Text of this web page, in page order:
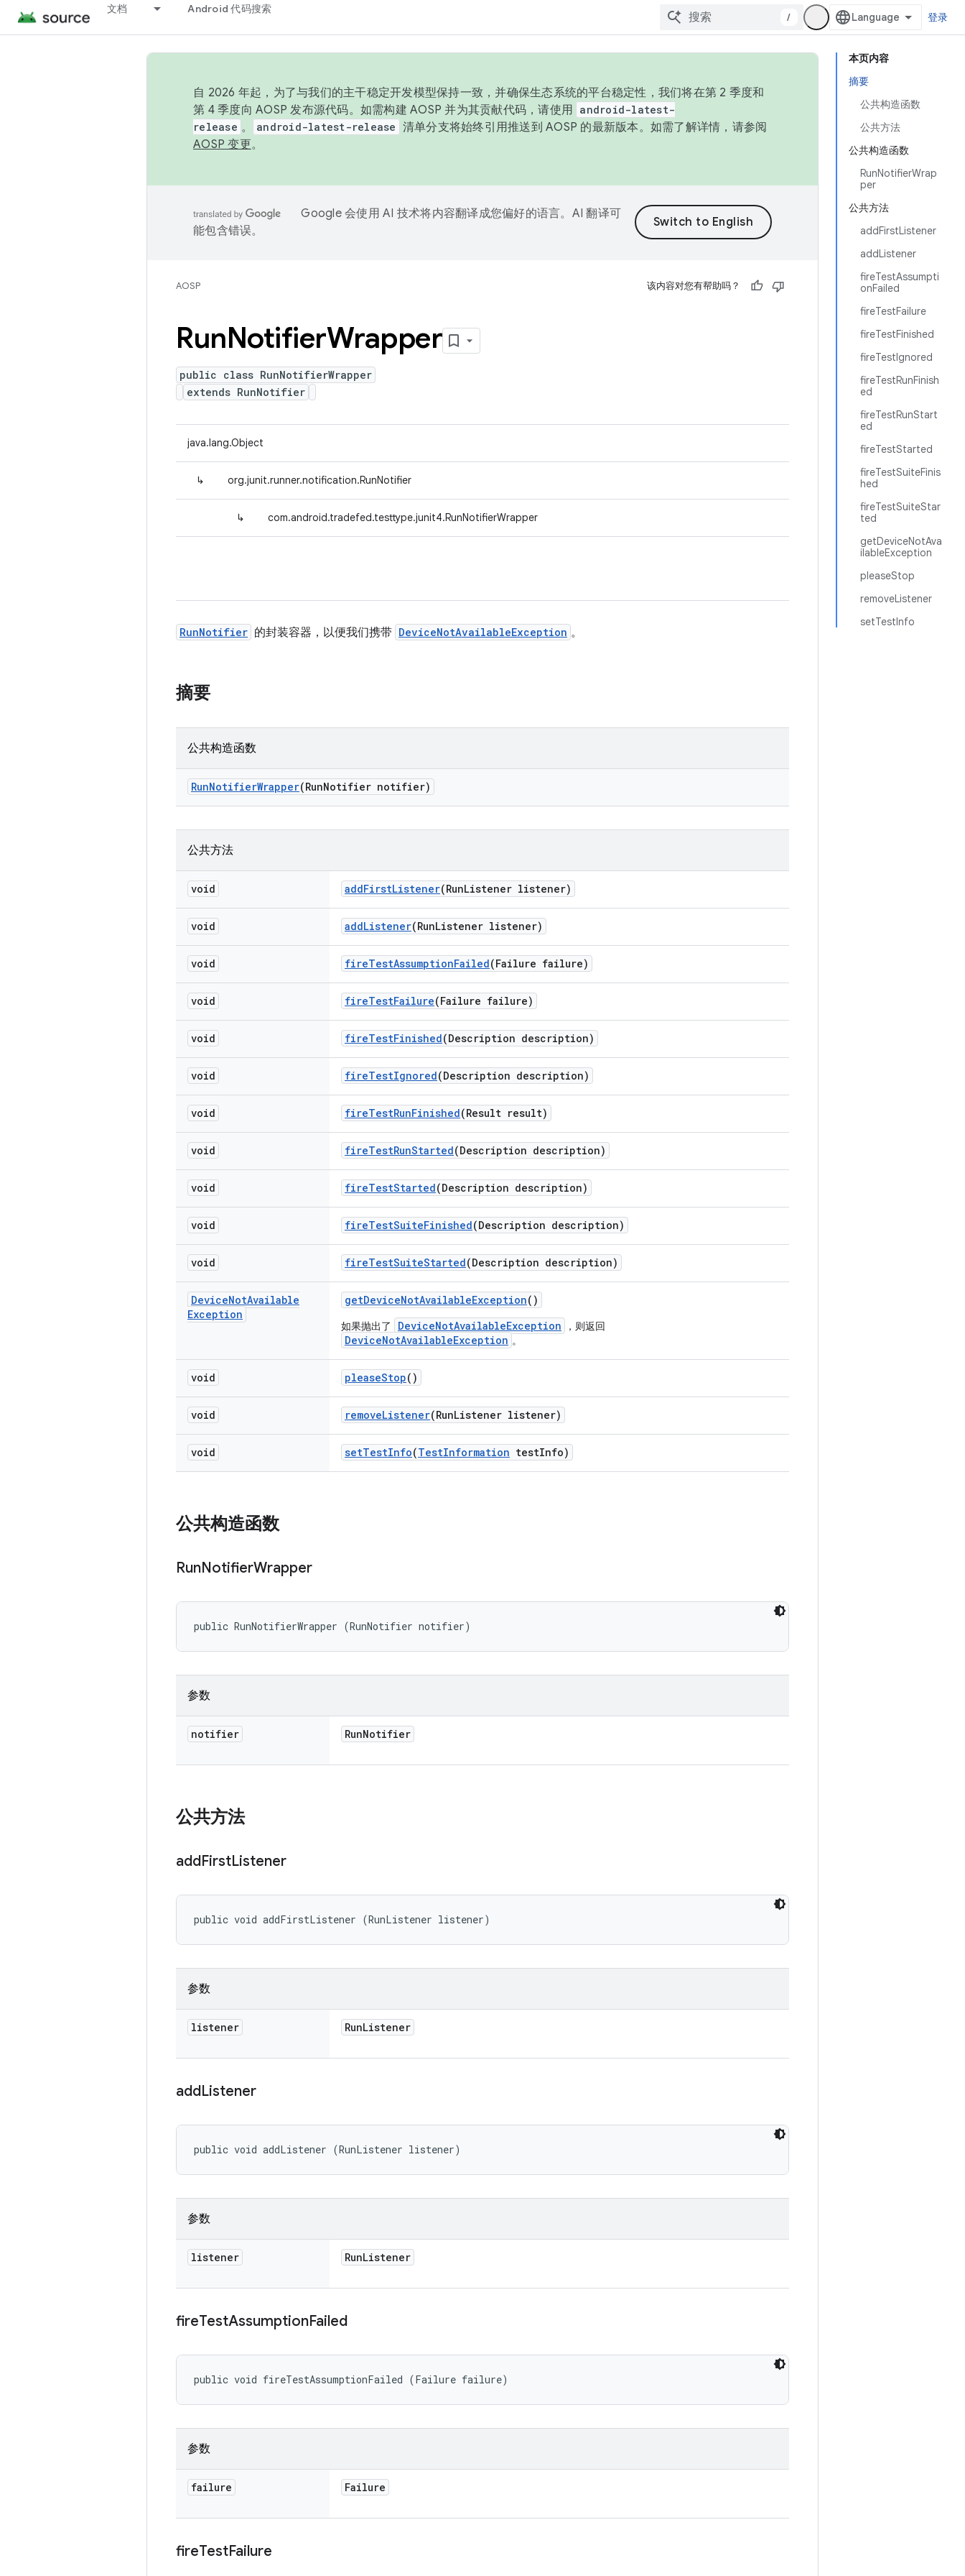
文档 Android 代码搜索
/ 登录
本页内容
摘要
公共构造函数
公共方法
公共构造函数
RunNotifierWrap
per
公共方法
addFirstListener
addListener
fireTestAssumpti
onFailed
fireTestFailure
fireTestFinished
fireTestIgnored
fireTestRunFinish
ed
fireTestRunStart
ed
fireTestStarted
fireTestSuiteFinis
hed
fireTestSuiteStar
ted
getDeviceNotAva
ilableException
pleaseStop
removeListener
setTestInfo
自 2026 年起，为了与我们的主干稳定开发模型保持一致，并确保生态系统的平台稳定性，我们将在第 2 季度和
第 4 季度向 AOSP 发布源代码。如需构建 AOSP 并为其贡献代码，请使用 android-latest-
release 。 android-latest-release 清单分支将始终引用推送到 AOSP 的最新版本。如需了解详情，请参阅
AOSP 变更。
Google 会使用 AI 技术将内容翻译成您偏好的语言。AI 翻译可
能包含错误。
AOSP 该内容对您有帮助吗？
RunNotifierWrapper
public class RunNotifierWrapper
extends RunNotifier
java.lang.Object
↳ org.junit.runner.notification.RunNotifier
↳ com.android.tradefed.testtype.junit4.RunNotifierWrapper
RunNotifier 的封装容器，以便我们携带 DeviceNotAvailableException 。
摘要
公共构造函数
RunNotifierWrapper(RunNotifier notifier)
公共方法
void addFirstListener(RunListener listener)
void addListener(RunListener listener)
void fireTestAssumptionFailed(Failure failure)
void fireTestFailure(Failure failure)
void fireTestFinished(Description description)
void fireTestIgnored(Description description)
void fireTestRunFinished(Result result)
void fireTestRunStarted(Description description)
void fireTestStarted(Description description)
void fireTestSuiteFinished(Description description)
void fireTestSuiteStarted(Description description)
DeviceNotAvailable
Exception
getDeviceNotAvailableException()
如果抛出了 DeviceNotAvailableException ，则返回
DeviceNotAvailableException 。
void pleaseStop()
void removeListener(RunListener listener)
void setTestInfo(TestInformation testInfo)
公共构造函数
RunNotifierWrapper
public RunNotifierWrapper (RunNotifier notifier)
参数
notifier RunNotifier
公共方法
addFirstListener
public void addFirstListener (RunListener listener)
参数
listener RunListener
addListener
public void addListener (RunListener listener)
参数
listener RunListener
fireTestAssumptionFailed
public void fireTestAssumptionFailed (Failure failure)
参数
failure Failure
fireTestFailure